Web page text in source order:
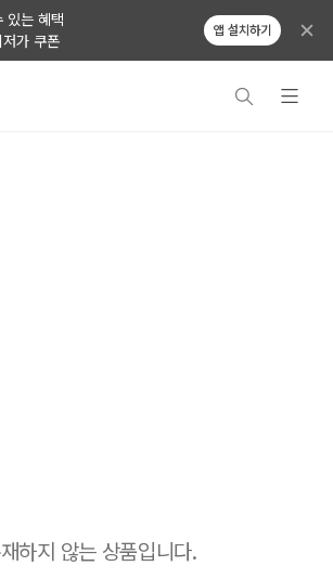
있는 혜택
가 쿠폰
앱 설치하기
하지 않는 상품입니다.